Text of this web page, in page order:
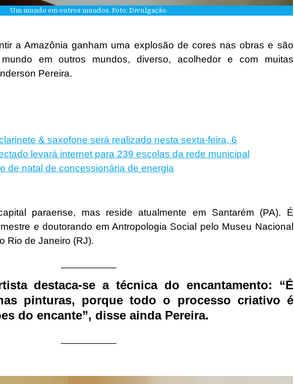
Um mundo em outros mundos. Foto: Divulgação.
a Amazônia ganham uma explosão de cores nas obras e são
em outros mundos, diverso, acolhedor e com muitas
Pereira.
& saxofone será realizado nesta sexta-feira, 6
levará internet para 239 escolas da rede municipal
de natal de concessionária de energia
paraense, mas reside atualmente em Santarém (PA). É
e doutorando em Antropologia Social pelo Museu Nacional
Rio de Janeiro (RJ).
destaca-se a técnica do encantamento: “É
pinturas, porque todo o processo criativo é
do encante”, disse ainda Pereira.